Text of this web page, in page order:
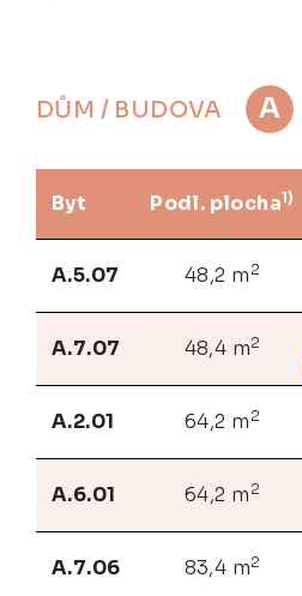
DŮM / BUDOVA A
Byt Podl. plocha1)
A.5.07 48,2 m 2
A.7.07 48,4 m2
A.2.01 64,2 m 2
A.6.01 64,2 m 2
A.7.06 83,4 m2